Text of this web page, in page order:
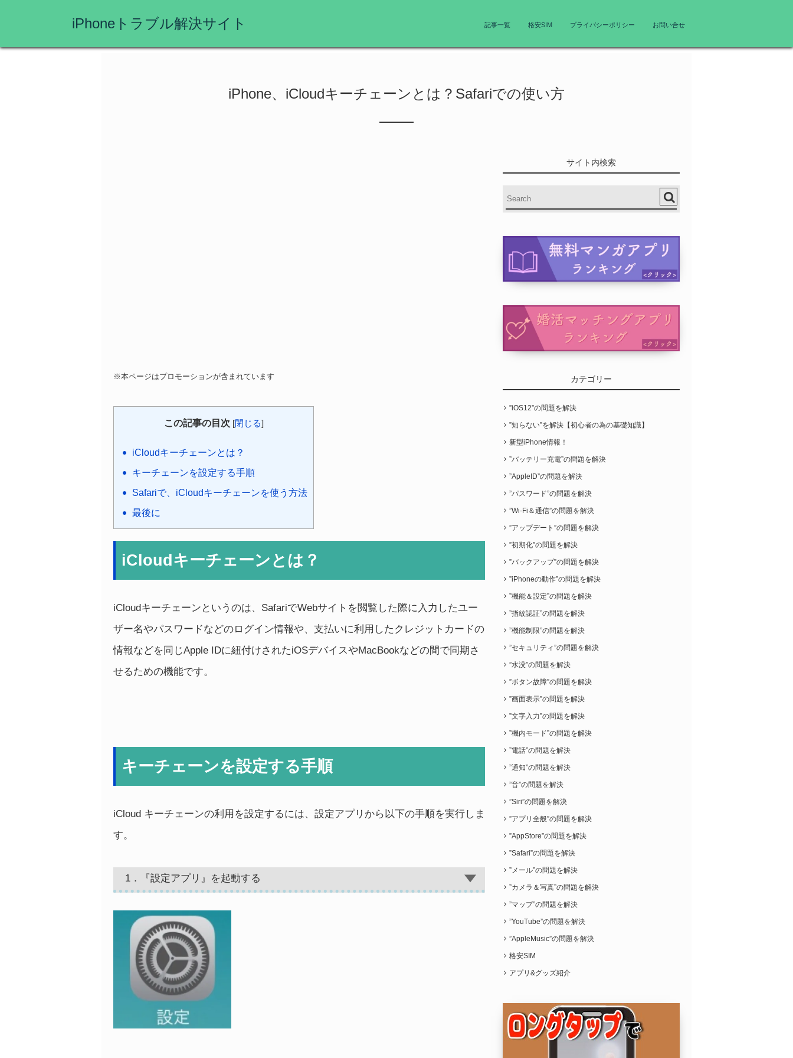
iPhoneトラブル解決サイト 記事一覧 格安SIM プライバシーポリシー お問い合せ
iPhone、iCloudキーチェーンとは？Safariでの使い方
※本ページはプロモーションが含まれています
この記事の目次 [閉じる]
iCloudキーチェーンとは？
キーチェーンを設定する手順
Safariで、iCloudキーチェーンを使う方法
最後に
iCloudキーチェーンとは？
iCloudキーチェーンというのは、SafariでWebサイトを閲覧した際に入力したユー
ザー名やパスワードなどのログイン情報や、支払いに利用したクレジットカードの
情報などを同じApple IDに紐付けされたiOSデバイスやMacBookなどの間で同期さ
せるための機能です。
キーチェーンを設定する手順
iCloud キーチェーンの利用を設定するには、設定アプリから以下の手順を実行しま
す。
1．『設定アプリ』を起動する
サイト内検索
カテゴリー
”iOS12”の問題を解決
”知らない”を解決【初心者の為の基礎知識】
新型iPhone情報！
”バッテリー充電”の問題を解決
”AppleID”の問題を解決
”パスワード”の問題を解決
”Wi-Fi＆通信”の問題を解決
”アップデート”の問題を解決
”初期化”の問題を解決
”バックアップ”の問題を解決
”iPhoneの動作”の問題を解決
”機能＆設定”の問題を解決
”指紋認証”の問題を解決
”機能制限”の問題を解決
”セキュリティ”の問題を解決
”水没”の問題を解決
”ボタン故障”の問題を解決
”画面表示”の問題を解決
”文字入力”の問題を解決
”機内モード”の問題を解決
”電話”の問題を解決
”通知”の問題を解決
”音”の問題を解決
”Siri”の問題を解決
”アプリ全般”の問題を解決
”AppStore”の問題を解決
”Safari”の問題を解決
”メール”の問題を解決
”カメラ＆写真”の問題を解決
”マップ”の問題を解決
”YouTube”の問題を解決
”AppleMusic”の問題を解決
格安SIM
アプリ&グッズ紹介